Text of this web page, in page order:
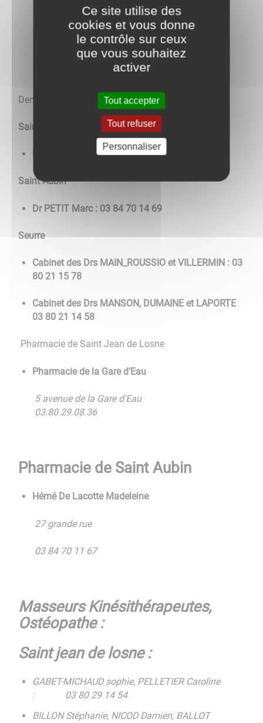
Dentistes
Saint Jean de Losne
Dr NQWAK Annie Laure : 03-80 29 00 81
Saint Aubin
Dr PETIT Marc : 03 84 70 14 69
Seurre
Cabinet des Drs MAIN_ROUSSIO et VILLERMIN : 03
80 21 15 78
Cabinet des Drs MANSON, DUMAINE et LAPORTE
03 80 21 14 58
Pharmacie de Saint Jean de Losne
Pharmacie de la Gare d'Eau
5 avenue de la Gare d'Eau
03.80.29.08.36
Pharmacie de Saint Aubin
Hémé De Lacotte Madeleine
27 grande rue
03 84 70 11 67
Masseurs Kinésithérapeutes,
Ostéopathe :
Saint jean de losne :
GABET-MICHAUD sophie, PELLETIER Caroline
: 03 80 29 14 54
BILLON Stéphanie, NICOD Damien, BALLOT
Ce site utilise des
cookies et vous donne
le contrôle sur ceux
que vous souhaitez
activer
Tout accepter
Tout refuser
Personnaliser